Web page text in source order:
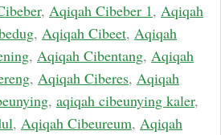
, Aqiqah Cibeber 1, Aqiqah
, Aqiqah Cibeet, Aqiqah
, Aqiqah Cibentang, Aqiqah
, Aqiqah Ciberes, Aqiqah
, aqiqah cibeunying kaler,
, Aqiqah Cibeureum, Aqiqah